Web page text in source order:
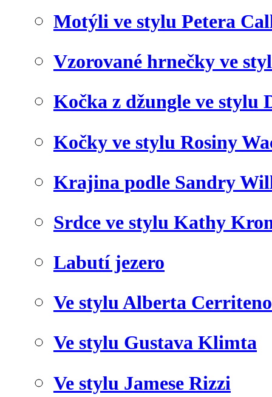
Motýli ve stylu Petera
Vzorované hrnečky ve
Kočka z džungle ve stylu
Kočky ve stylu Rosiny
Krajina podle Sandry
Srdce ve stylu Kathy
Labutí jezero
Ve stylu Alberta Cerriteno
Ve stylu Gustava Klimta
Ve stylu Jamese Rizzi